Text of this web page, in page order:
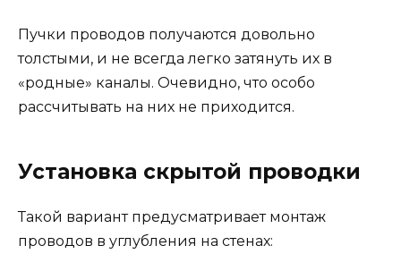
Пучки проводов получаются довольно
толстыми, и не всегда легко затянуть их в
«родные» каналы. Очевидно, что особо
рассчитывать на них не приходится.
Установка скрытой проводки
Такой вариант предусматривает монтаж
проводов в углубления на стенах: